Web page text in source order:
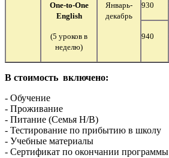
One-to-One
English
(5 уроков в
неделю)
Январь-
декабрь
930
940
В стоимость включено:
- Обучение
- Проживание
- Питание (Семья Н/В)
- Тестирование по прибытию в школу
- Учебные материалы
- Сертификат по окончании программы